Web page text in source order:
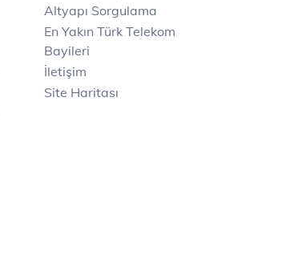
Altyapı Sorgulama
En Yakın Türk Telekom
Bayileri
İletişim
Site Haritası